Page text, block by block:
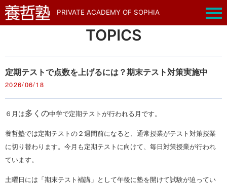
PRIVATE ACADEMY OF SOPHIA
TOPICS
定期テストで点数を上げるには？期末テスト対策実施中
2026/06/18
６月は多くの中学で定期テストが行われる月です。
養哲塾では定期テストの２週間前になると、通常授業がテスト対策授業
に切り替わります。今月も定期テストに向けて、毎日対策授業が行われ
ています。
土曜日には「期末テスト補講」として午後に塾を開けて試験が迫ってい